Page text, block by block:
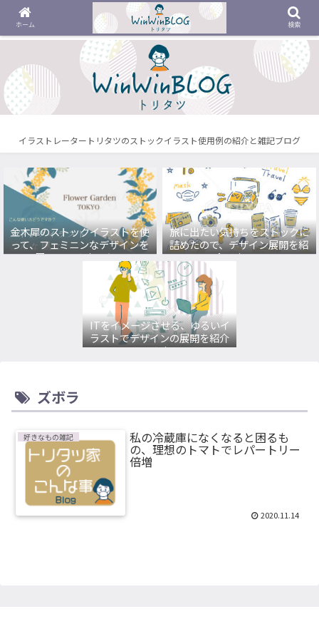
イラストレータートリタツのストックイラスト使用例の紹介と雑記ブログ
金木犀のストックイラストを使
って、フェミニンなデザインを
展開してみました。
旅に出たい気持ちをストックに
詰めたので、デザイン展開を紹
介します。
ITをイメージさせる、ゆるいイ
ラストでデザインの展開を紹介
してみます。
ズボラ
好きなもの雑記 私の冷蔵庫になくなると困るも
の、理想のトマトでレパートリー
倍増
2020.11.14
ホーム 検索